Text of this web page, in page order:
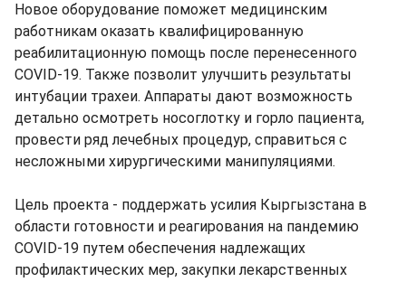
Новое оборудование поможет медицинским
работникам оказать квалифицированную
реабилитационную помощь после перенесенного
COVID-19. Также позволит улучшить результаты
интубации трахеи. Аппараты дают возможность
детально осмотреть носоглотку и горло пациента,
провести ряд лечебных процедур, справиться с
несложными хирургическими манипуляциями.
Цель проекта - поддержать усилия Кыргызстана в
области готовности и реагирования на пандемию
COVID-19 путем обеспечения надлежащих
профилактических мер, закупки лекарственных